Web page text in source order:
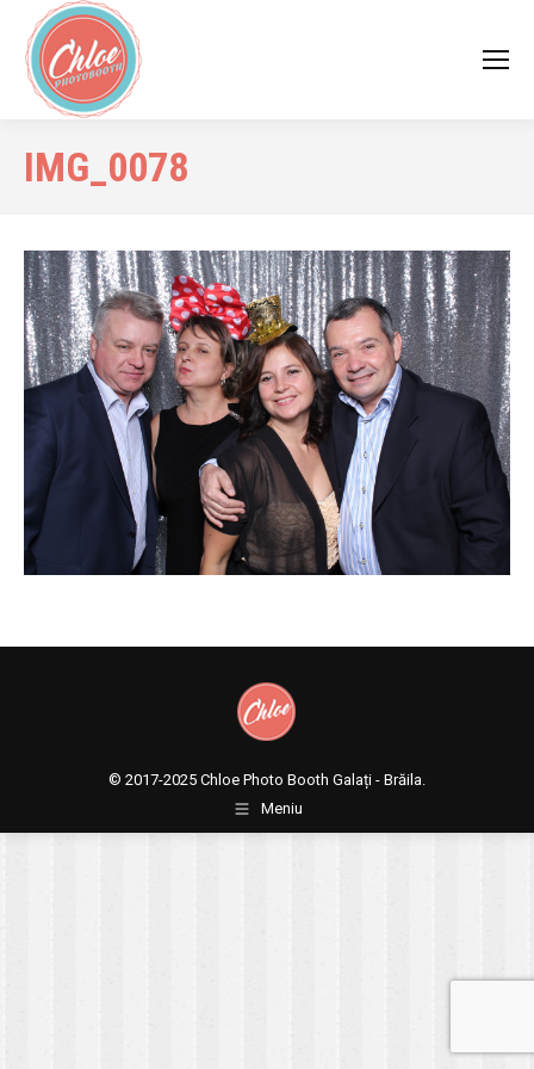
IMG_0078
© 2017-2025 Chloe Photo Booth Galați - Brăila.
Meniu